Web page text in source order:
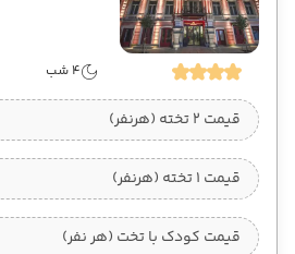
4 شب
قیمت 2 تخته (هرنفر)
قیمت 1 تخته (هرنفر)
قیمت کودک با تخت (هر نفر)